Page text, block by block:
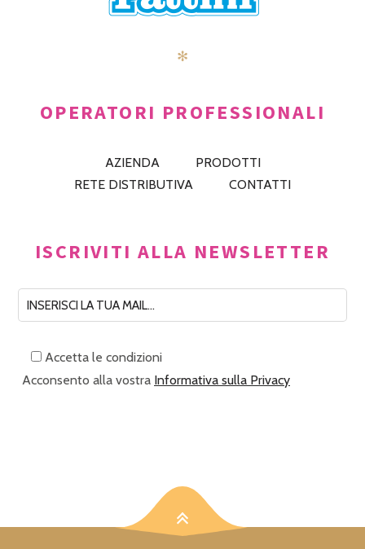
✻
OPERATORI PROFESSIONALI
AZIENDA
PRODOTTI
RETE DISTRIBUTIVA
CONTATTI
ISCRIVITI ALLA NEWSLETTER
Accetta le condizioni
Acconsento alla vostra Informativa sulla Privacy